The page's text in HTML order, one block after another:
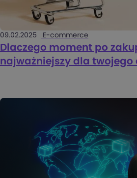
09.02.2025 E-commerce
Dlaczego moment po
najważniejszy dla twojego